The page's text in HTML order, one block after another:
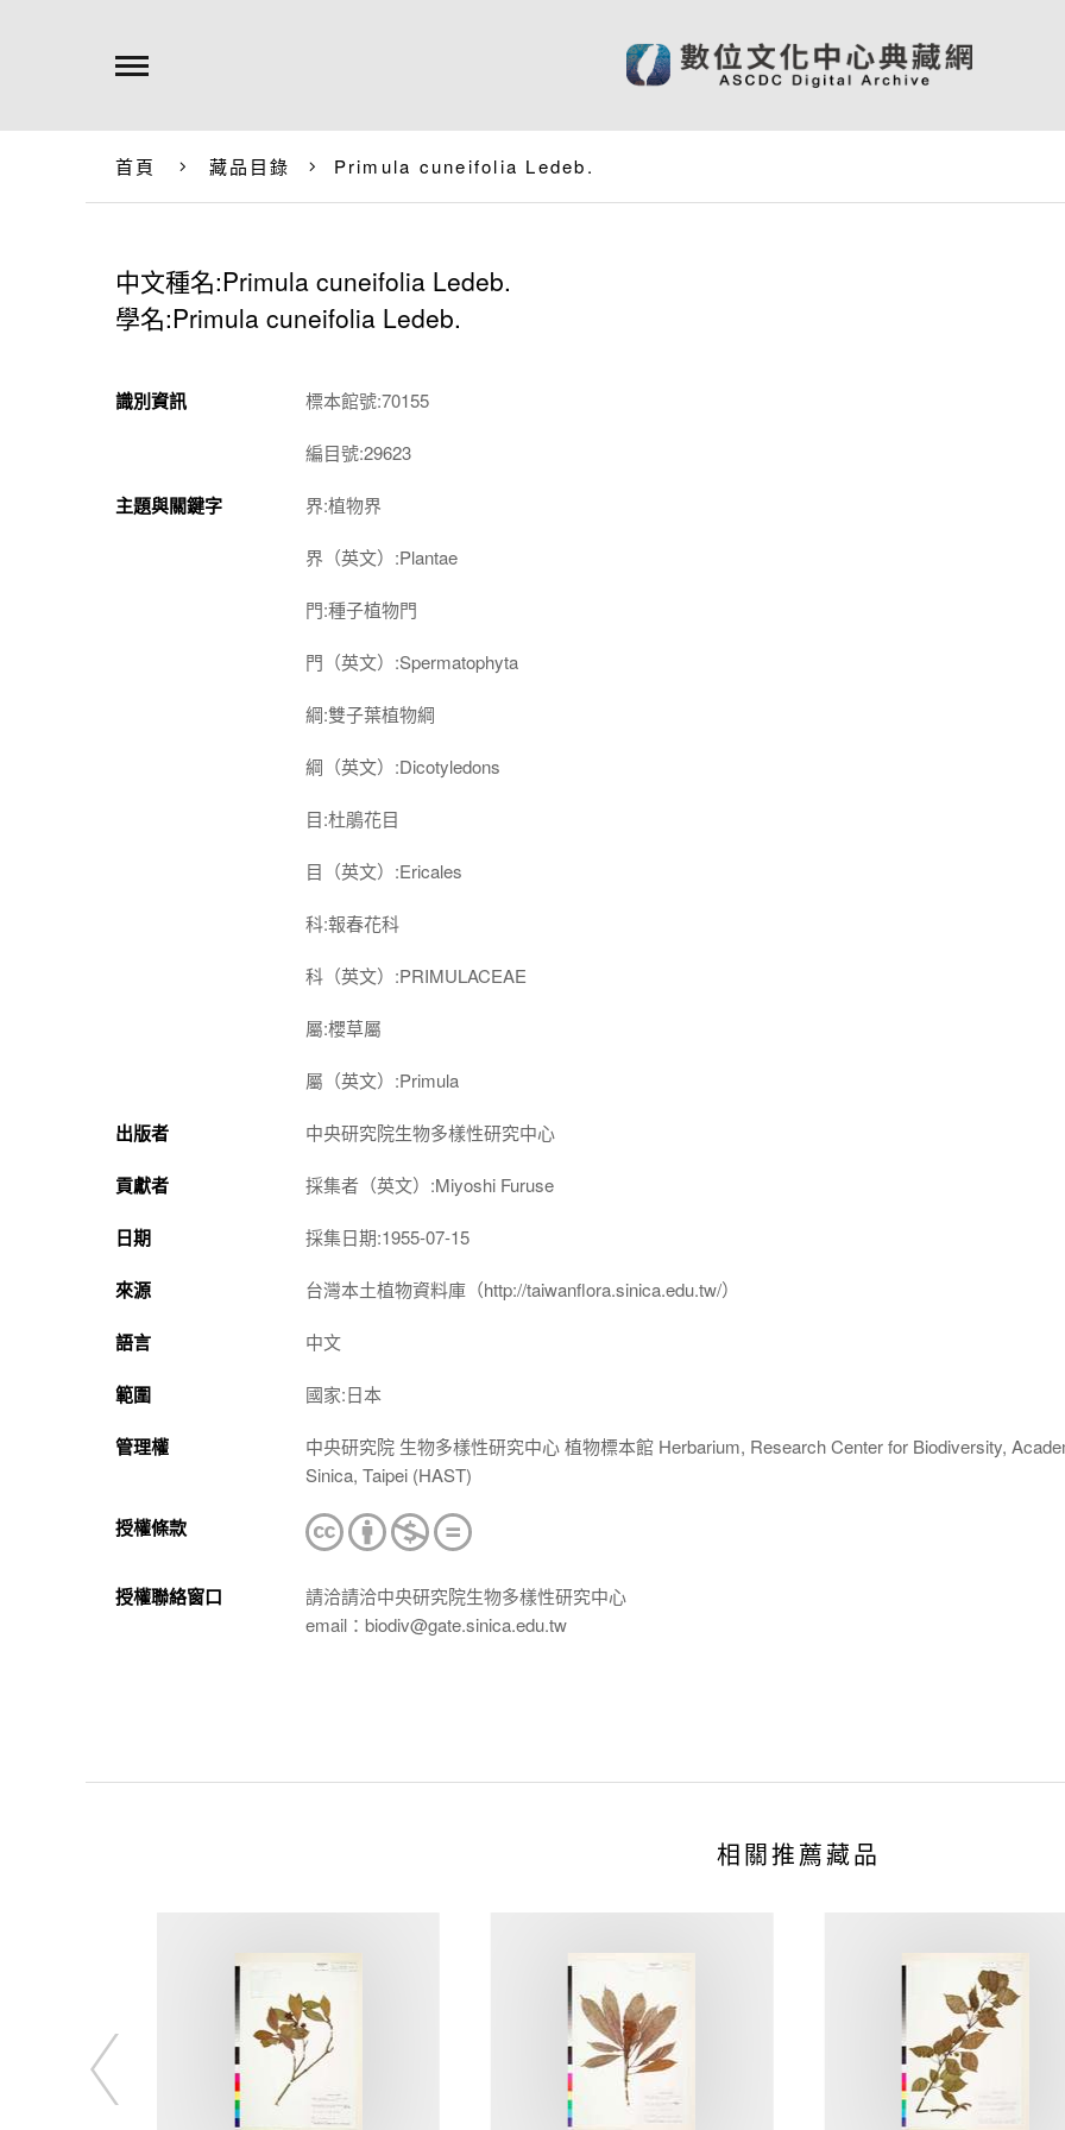
首頁 藏品目錄 Primula cuneifolia Ledeb.
中文種名:Primula cuneifolia Ledeb.
學名:Primula cuneifolia Ledeb.
識別資訊 標本館號:70155
編目號:29623
主題與關鍵字 界:植物界
界（英文）:Plantae
門:種子植物門
門（英文）:Spermatophyta
綱:雙子葉植物綱
綱（英文）:Dicotyledons
目:杜鵑花目
目（英文）:Ericales
科:報春花科
科（英文）:PRIMULACEAE
屬:櫻草屬
屬（英文）:Primula
出版者 中央研究院生物多樣性研究中心
貢獻者 採集者（英文）:Miyoshi Furuse
日期 採集日期:1955-07-15
來源 台灣本土植物資料庫（http://taiwanflora.sinica.edu.tw/）
語言 中文
範圍 國家:日本
管理權
中央研究院 生物多樣性研究中心 植物標本館 Herbarium, Research Center for Biodiversity,
Sinica, Taipei (HAST)
授權條款
授權聯絡窗口
請洽請洽中央研究院生物多樣性研究中心
email：biodiv@gate.sinica.edu.tw
相關推薦藏品